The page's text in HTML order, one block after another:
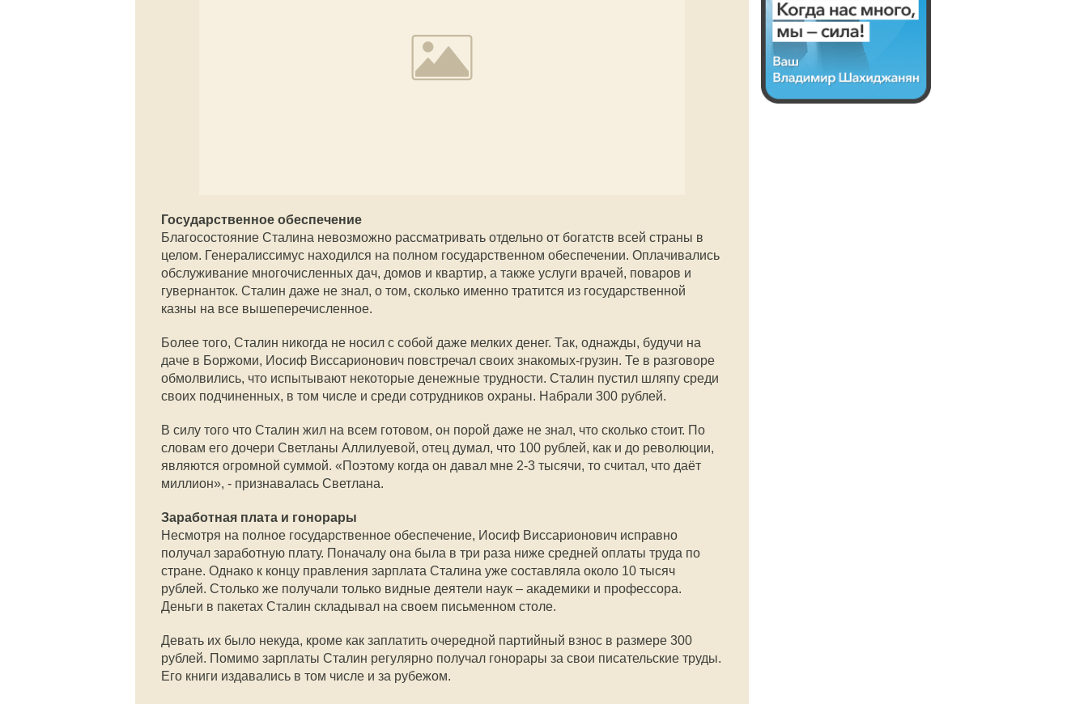
Государственное обеспечение
Благосостояние Сталина невозможно рассматривать отдельно от богатств всей страны в
целом. Генералиссимус находился на полном государственном обеспечении. Оплачивались
обслуживание многочисленных дач, домов и квартир, а также услуги врачей, поваров и
гувернанток. Сталин даже не знал, о том, сколько именно тратится из государственной
казны на все вышеперечисленное.
Более того, Сталин никогда не носил с собой даже мелких денег. Так, однажды, будучи на
даче в Боржоми, Иосиф Виссарионович повстречал своих знакомых-грузин. Те в разговоре
обмолвились, что испытывают некоторые денежные трудности. Сталин пустил шляпу среди
своих подчиненных, в том числе и среди сотрудников охраны. Набрали 300 рублей.
В силу того что Сталин жил на всем готовом, он порой даже не знал, что сколько стоит. По
словам его дочери Светланы Аллилуевой, отец думал, что 100 рублей, как и до революции,
являются огромной суммой. «Поэтому когда он давал мне 2-3 тысячи, то считал, что даёт
миллион», - признавалась Светлана.
Заработная плата и гонорары
Несмотря на полное государственное обеспечение, Иосиф Виссарионович исправно
получал заработную плату. Поначалу она была в три раза ниже средней оплаты труда по
стране. Однако к концу правления зарплата Сталина уже составляла около 10 тысяч
рублей. Столько же получали только видные деятели наук – академики и профессора.
Деньги в пакетах Сталин складывал на своем письменном столе.
Девать их было некуда, кроме как заплатить очередной партийный взнос в размере 300
рублей. Помимо зарплаты Сталин регулярно получал гонорары за свои писательские труды.
Его книги издавались в том числе и за рубежом.